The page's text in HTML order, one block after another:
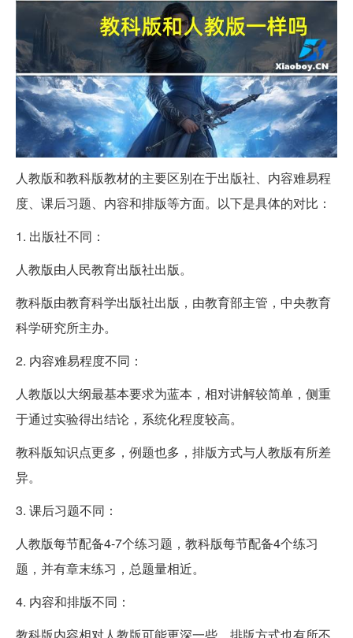
人教版和教科版教材的主要区别在于出版社、内容难易程
度、课后习题、内容和排版等方面。以下是具体的对比：
1. 出版社不同：
人教版由人民教育出版社出版。
教科版由教育科学出版社出版，由教育部主管，中央教育
科学研究所主办。
2. 内容难易程度不同：
人教版以大纲最基本要求为蓝本，相对讲解较简单，侧重
于通过实验得出结论，系统化程度较高。
教科版知识点更多，例题也多，排版方式与人教版有所差
异。
3. 课后习题不同：
人教版每节配备4-7个练习题，教科版每节配备4个练习
题，并有章末练习，总题量相近。
4. 内容和排版不同：